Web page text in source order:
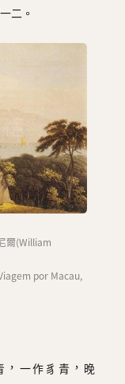
二。
爾(William
por Macau,
，一作豸青，晚